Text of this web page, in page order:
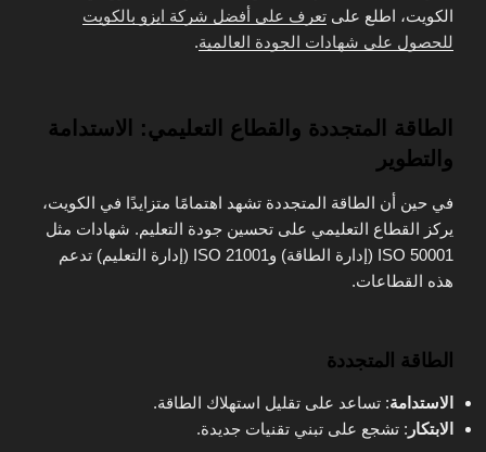
الكويت، اطلع على تعرف على أفضل شركة ايزو بالكويت
للحصول على شهادات الجودة العالمية.
الطاقة المتجددة والقطاع التعليمي: الاستدامة
والتطوير
في حين أن الطاقة المتجددة تشهد اهتمامًا متزايدًا في الكويت،
يركز القطاع التعليمي على تحسين جودة التعليم. شهادات مثل
ISO 50001 (إدارة الطاقة) وISO 21001 (إدارة التعليم) تدعم
هذه القطاعات.
الطاقة المتجددة
الاستدامة: تساعد على تقليل استهلاك الطاقة.
الابتكار : تشجع على تبني تقنيات جديدة.